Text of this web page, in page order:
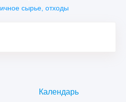
сырье, отходы
Календарь